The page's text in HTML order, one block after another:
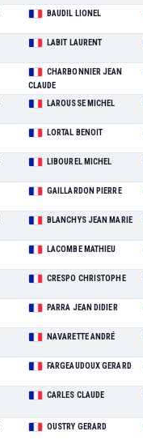
BAUDIL LIONEL
LABIT LAURENT
CHARBONNIER JEAN
CLAUDE
LAROUSSE MICHEL
LORTAL BENOIT
LIBOUREL MICHEL
GAILLARDON PIERRE
BLANCHYS JEAN MARIE
LACOMBE MATHIEU
CRESPO CHRISTOPHE
PARRA JEAN DIDIER
NAVARETTE ANDRÉ
FARGEAUDOUX GERARD
CARLES CLAUDE
OUSTRY GERARD